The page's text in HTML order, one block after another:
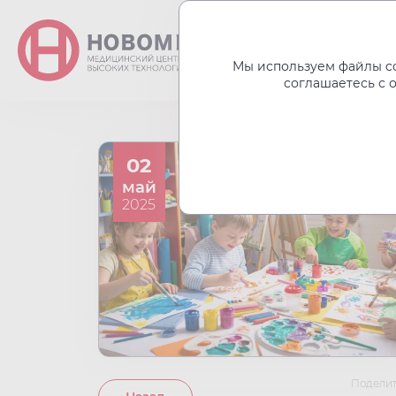
02
май
2025
Мы используем файлы
соглашаетесь с